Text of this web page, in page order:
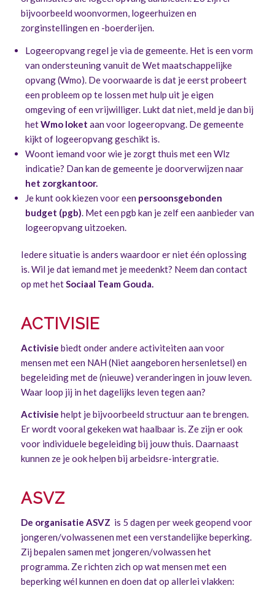
bijvoorbeeld woonvormen, logeerhuizen en
zorginstellingen en -boerderijen.
Logeeropvang regel je via de gemeente. Het is een vorm
van ondersteuning vanuit de Wet maatschappelijke
opvang (Wmo). De voorwaarde is dat je eerst probeert
een probleem op te lossen met hulp uit je eigen
omgeving of een vrijwilliger. Lukt dat niet, meld je dan bij
hetWmo loket aan voor logeeropvang. De gemeente
kijkt of logeeropvang geschikt is.
Woont iemand voor wie je zorgt thuis met een Wlz
indicatie? Dan kan de gemeente je doorverwijzen naar
het zorgkantoor.
Je kunt ook kiezen voor een persoonsgebonden
budget (pgb). Met een pgb kan je zelf een aanbieder van
logeeropvang uitzoeken.
Iedere situatie is anders waardoor er niet één oplossing
is. Wil je dat iemand met je meedenkt? Neem dan contact
op met hetSociaal Team Gouda.
ACTIVISIE
Activisie biedt onder andere activiteiten aan voor
mensen met een NAH (Niet aangeboren hersenletsel) en
begeleiding met de (nieuwe) veranderingen in jouw leven.
Waar loop jij in het dagelijks leven tegen aan?
Activisie helpt je bijvoorbeeld structuur aan te brengen.
Er wordt vooral gekeken wat haalbaar is. Ze zijn er ook
voor individuele begeleiding bij jouw thuis. Daarnaast
kunnen ze je ook helpen bij arbeidsre-intergratie.
ASVZ
De organisatie ASVZ is 5 dagen per week geopend voor
jongeren/volwassenen met een verstandelijke beperking.
Zij bepalen samen met jongeren/volwassen het
programma. Ze richten zich op wat mensen met een
beperking wél kunnen en doen dat op allerlei vlakken: